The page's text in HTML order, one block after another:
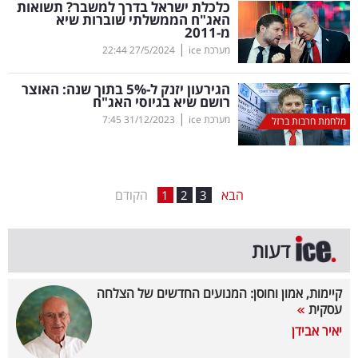
בריאות
תרבות
ופנאי
תיירות
המילון
הכלכלי
פודקאסט
40
כלכלת ישראל בדרך למשבר? תשואות
האג"ח הממשלתי שוברות שיא
מ-2011
מערכת ice |
27/5/2024
22:44
מלחמת חרבות ברזל
הגירעון יזנק ל-5% בתוך שנה: האוצר
רושם שיא בגיוסי האג"ח
מערכת ice |
31/12/2023
7:45
הקודם 1 2 3 הבא
דעות
קיימות, אמון וחוסן: המנועים החדשים של הצלחה
עסקית
יאיר אבידן